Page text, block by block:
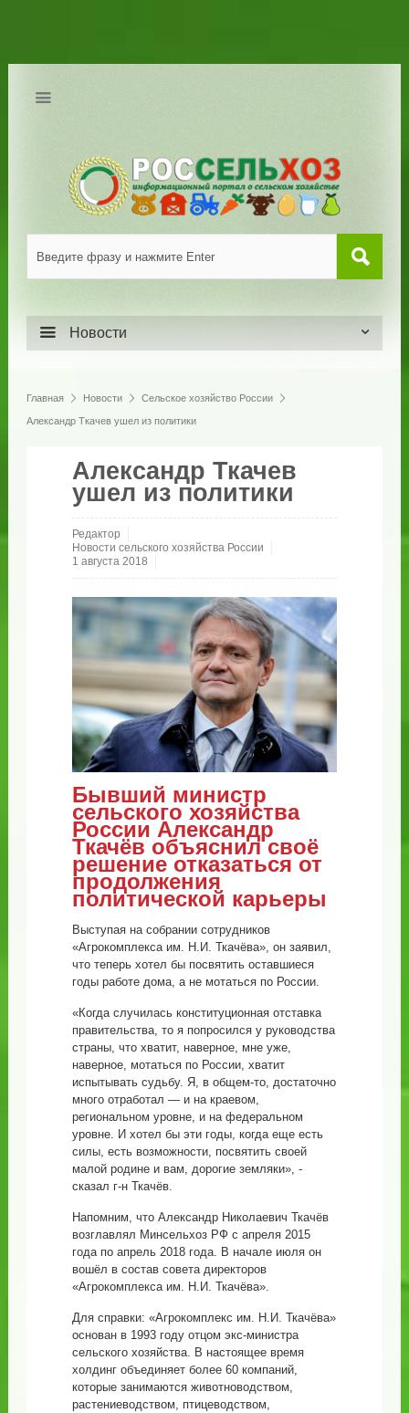
Новости
Главная Новости Сельское хозяйство России
Александр Ткачев ушел из политики
Александр Ткачев
ушел из политики
Редактор
Новости сельского хозяйства России
1 августа 2018
Бывший министр
сельского хозяйства
России Александр
Ткачёв объяснил своё
решение отказаться от
продолжения
политической карьеры
Выступая на собрании сотрудников
«Агрокомплекса им. Н.И. Ткачёва», он заявил,
что теперь хотел бы посвятить оставшиеся
годы работе дома, а не мотаться по России.
​«Когда случилась конституционная отставка
правительства, то я попросился у руководства
страны, что хватит, наверное, мне уже,
наверное, мотаться по России, хватит
испытывать судьбу. Я, в общем-то, достаточно
много отработал — и на краевом,
региональном уровне, и на федеральном
уровне. И хотел бы эти годы, когда еще есть
силы, есть возможности, посвятить своей
малой родине и вам, дорогие земляки», -
сказал г-н Ткачёв.
Напомним, что Александр Николаевич Ткачёв
возглавлял Минсельхоз РФ с апреля 2015
года по апрель 2018 года. В начале июля он
вошёл в состав совета директоров
«Агрокомплекса им. Н.И. Ткачёва».
Для справки: «Агрокомплекс им. Н.И. Ткачёва»
основан в 1993 году отцом экс-министра
сельского хозяйства. В настоящее время
холдинг объединяет более 60 компаний,
которые занимаются животноводством,
растениеводством, птицеводством,